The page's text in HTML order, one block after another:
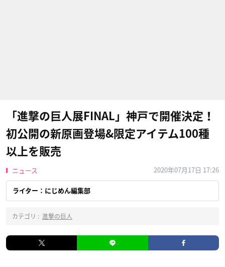
「進撃の巨人展FINAL」神戸で開催決定！
初公開の新原画登場&限定アイテム100種
以上を販売
ニュース 2020年07月17日 17:26
ライター：にじめん編集部
カテゴリ : 進撃の巨人